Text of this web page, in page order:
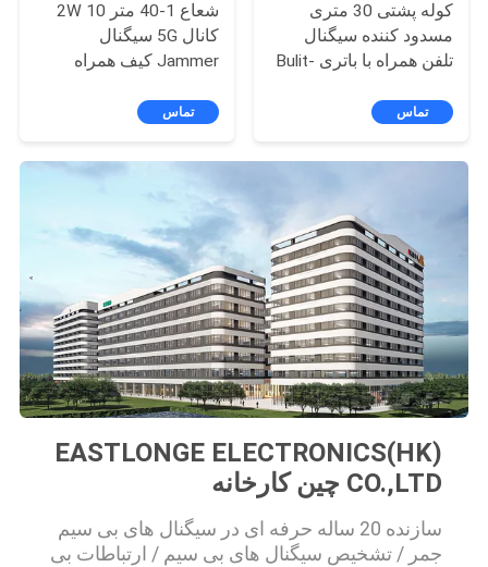
شعاع 1-40 متر 2W 10
کانال 5G سیگنال
Jammer کیف همراه
تماس
کوله پشتی 30 متری
مسدود کننده سیگنال
تلفن همراه با باتری Bulit-
تماس
EASTLONGE ELECTRONICS(HK)
CO.,LTD چین کارخانه
سازنده 20 ساله حرفه ای در سیگنال های بی سیم
جمر / تشخیص سیگنال های بی سیم / ارتباطات بی